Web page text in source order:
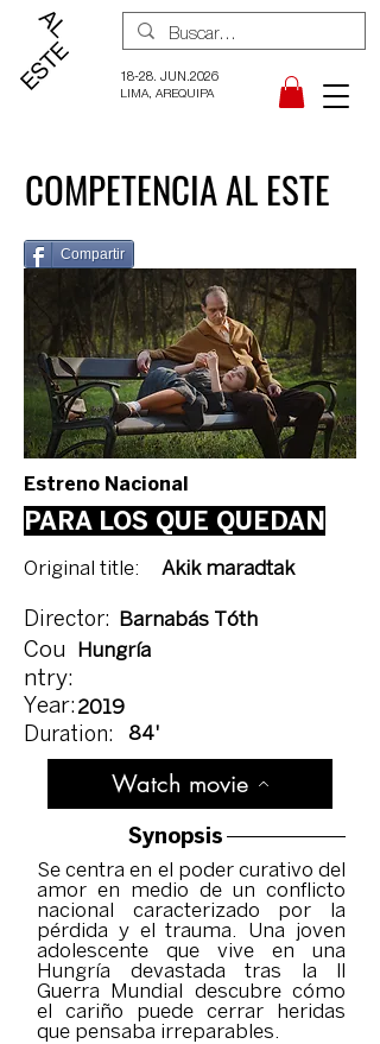
18-28. JUN.2026
LIMA, AREQUIPA
COMPETENCIA AL ESTE
Compartir
Estreno Nacional
PARA LOS QUE QUEDAN
Original title: Akik maradtak
Director: Barnabás Tóth
Cou
ntry:
Year:
Hungría
2019
Duration: 84'
Watch movie
Synopsis
Se centra en el poder curativo del
amor en medio de un conflicto
nacional caracterizado por la
pérdida y el trauma. Una joven
adolescente que vive en una
Hungría devastada tras la ll
Guerra Mundial descubre cómo
el cariño puede cerrar heridas
que pensaba irreparables.